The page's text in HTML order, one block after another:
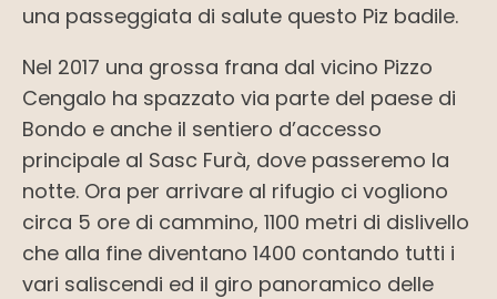
una passeggiata di salute questo Piz badile.
Nel 2017 una grossa frana dal vicino Pizzo
Cengalo ha spazzato via parte del paese di
Bondo e anche il sentiero d’accesso
principale al Sasc Furà, dove passeremo la
notte. Ora per arrivare al rifugio ci vogliono
circa 5 ore di cammino, 1100 metri di dislivello
che alla fine diventano 1400 contando tutti i
vari saliscendi ed il giro panoramico delle